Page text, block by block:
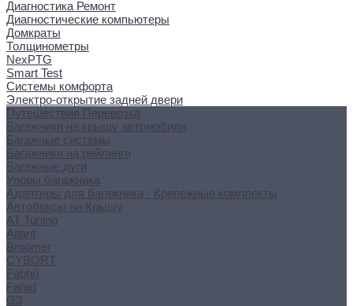
Диагностика Ремонт
Диагностические компьютеры
Домкраты
Толщинометры
NexPTG
Smart Test
Системы комфорта
Электро-открытие задней двери
Путешествия Перевозка
Багажники на крышу автомобиля
Багажные системы
Багажники на рейлинги
Багажные дуги
Упоры багажника
Адаптеры для багажника - Крепежные комплекты
Автобоксы на Крышу
AT Tuning
Atlant
Broomer
CYBORT
Fabbri
Farad
G3